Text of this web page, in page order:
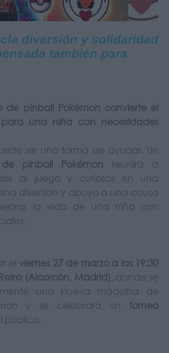
diversión y solidaridad
también para
de pinball Pokémon convierte el
una niña con necesidades
ser una forma de ayudar. Un
pinball Pokémon reunirá a
al juego y curiosos en una
diversión y apoyo a una causa
la vida de una niña con
el viernes 27 de marzo a las 19:30
(Alcorcón, Madrid) , donde se
una nueva máquina de
y se celebrará un torneo
público.